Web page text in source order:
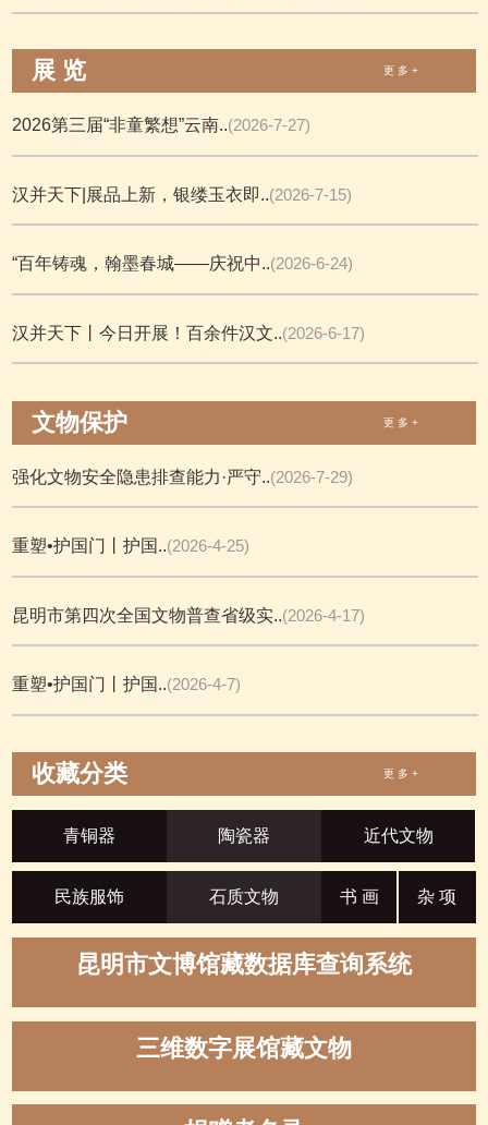
展 览 更 多 +
2026第三届“非童繁想”云南..(2026-7-27)
汉并天下|展品上新，银缕玉衣即..(2026-7-15)
“百年铸魂，翰墨春城——庆祝中..(2026-6-24)
汉并天下丨今日开展！百余件汉文..(2026-6-17)
文物保护 更 多 +
强化文物安全隐患排查能力·严守..(2026-7-29)
重塑•护国门丨护国..(2026-4-25)
昆明市第四次全国文物普查省级实..(2026-4-17)
重塑•护国门丨护国..(2026-4-7)
收藏分类 更 多 +
青铜器 陶瓷器 近代文物
民族服饰 石质文物 书 画 杂 项
昆明市文博馆藏数据库查询系统
三维数字展馆藏文物